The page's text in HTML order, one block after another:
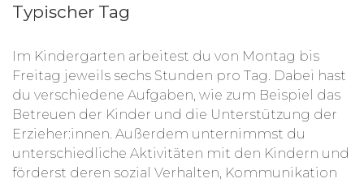
Typischer Tag
Im Kindergarten arbeitest du von Montag bis
Freitag jeweils sechs Stunden pro Tag. Dabei hast
du verschiedene Aufgaben, wie zum Beispiel das
Betreuen der Kinder und die Unterstützung der
Erzieher:innen. Außerdem unternimmst du
unterschiedliche Aktivitäten mit den Kindern und
förderst deren sozial Verhalten, Kommunikation